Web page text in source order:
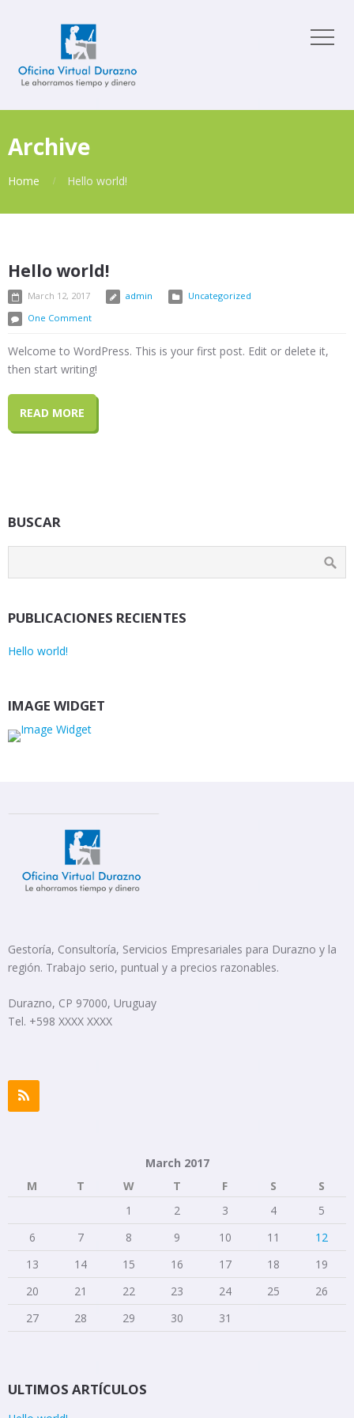
Archive
Home Hello world!
Hello world!
March 12, 2017 admin
Uncategorized
One Comment
Welcome to WordPress. This is your first post. Edit or delete it,
then start writing!
READ MORE
BUSCAR
PUBLICACIONES RECIENTES
Hello world!
IMAGE WIDGET
Gestoría, Consultoría, Servicios Empresariales para Durazno y la
región. Trabajo serio, puntual y a precios razonables.
Durazno, CP 97000, Uruguay
Tel. +598 XXXX XXXX
March 2017
M
T W T F S
S
1
2 3 4
5
6
7 8 9 10 11
12
13
14 15 16 17 18
19
20
21 22 23 24 25
26
27
28 29 30 31
ULTIMOS ARTÍCULOS